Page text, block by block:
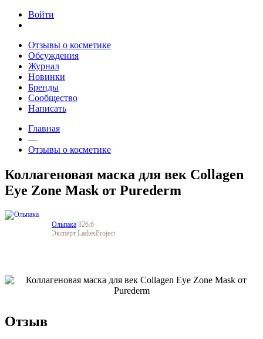
Jump to navigation
Войти
Отзывы о косметике
Обсуждения
Журнал
Новинки
Бренды
Сообщество
Написать
Главная
—
Отзывы о косметике
Коллагеновая маска для век Collagen
Eye Zone Mask от Purederm
Ольпака 826.6
Эксперт LadiesProject
Отзыв